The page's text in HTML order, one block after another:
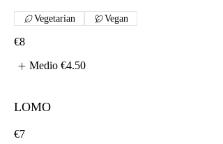
€8
Vegetarian Vegan
Medio €4.50
LOMO
€7